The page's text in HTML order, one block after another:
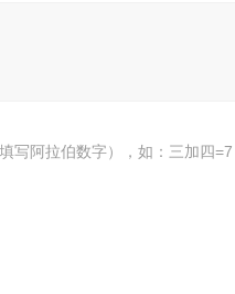
写阿拉伯数字），如：三加四=7